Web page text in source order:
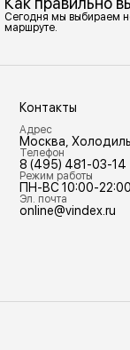
Сегодня мы выбираем
маршруте.
Контакты
Адрес
Москва,
Телефон
8 (495) 481-03-14
Режим работы
ПН-ВС 10:00-22:00
Эл. почта
online@vindex.ru